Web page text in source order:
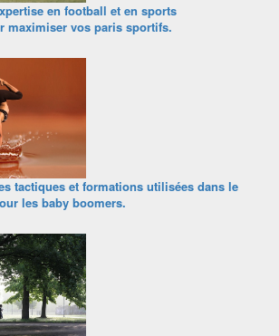
en football et en sports
maximiser vos paris sportifs.
tactiques et formations utilisées dans le
les baby boomers.